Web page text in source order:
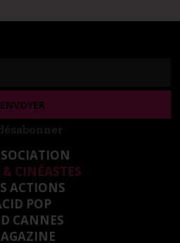
CINÉASTES
ACTIONS
POP
CANNES